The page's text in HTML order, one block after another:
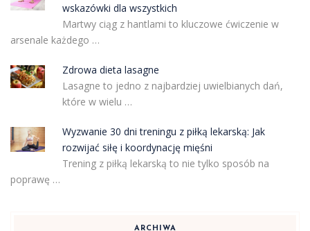
wskazówki dla wszystkich
Martwy ciąg z hantlami to kluczowe ćwiczenie w
arsenale każdego …
Zdrowa dieta lasagne
Lasagne to jedno z najbardziej uwielbianych dań,
które w wielu …
Wyzwanie 30 dni treningu z piłką lekarską: Jak
rozwijać siłę i koordynację mięśni
Trening z piłką lekarską to nie tylko sposób na
poprawę …
ARCHIWA